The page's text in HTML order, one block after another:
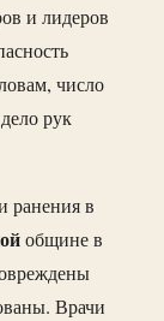
и лидеров
число
рук
ранения в
общине в
Врачи